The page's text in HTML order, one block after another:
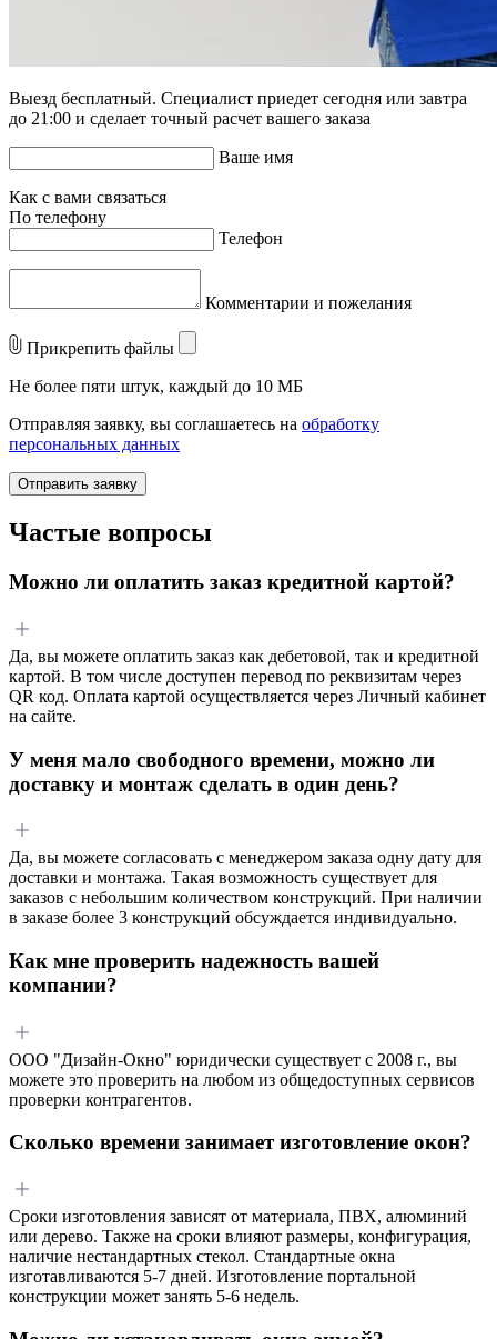
Выезд бесплатный. Специалист приедет сегодня или завтра
до 21:00 и сделает точный расчет вашего заказа
Ваше имя
Как с вами связаться
По телефону
Телефон
Комментарии и пожелания
Прикрепить файлы
Не более пяти штук, каждый до 10 МБ
Отправляя заявку, вы соглашаетесь на обработку
персональных данных
Отправить заявку
Частые вопросы
Можно ли оплатить заказ кредитной картой?
Да, вы можете оплатить заказ как дебетовой, так и кредитной
картой. В том числе доступен перевод по реквизитам через
QR код. Оплата картой осуществляется через Личный кабинет
на сайте.
У меня мало свободного времени, можно ли
доставку и монтаж сделать в один день?
Да, вы можете согласовать с менеджером заказа одну дату для
доставки и монтажа. Такая возможность существует для
заказов с небольшим количеством конструкций. При наличии
в заказе более 3 конструкций обсуждается индивидуально.
Как мне проверить надежность вашей
компании?
ООО "Дизайн-Окно" юридически существует с 2008 г., вы
можете это проверить на любом из общедоступных сервисов
проверки контрагентов.
Сколько времени занимает изготовление окон?
Сроки изготовления зависят от материала, ПВХ, алюминий
или дерево. Также на сроки влияют размеры, конфигурация,
наличие нестандартных стекол. Стандартные окна
изготавливаются 5-7 дней. Изготовление портальной
конструкции может занять 5-6 недель.